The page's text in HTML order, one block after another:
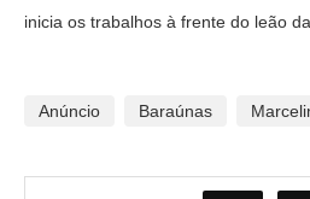
inicia os trabalhos à frente do leão
Anúncio Baraúnas